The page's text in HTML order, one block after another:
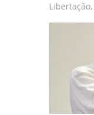
Libertação,